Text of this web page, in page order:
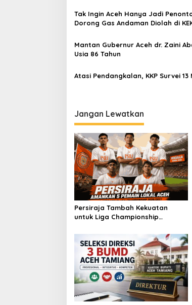
i
p
o
s
Tak Ingin Aceh Hanya Jadi
Dorong Gas Andaman Diolah di
Mantan Gubernur Aceh dr. Zaini
Usia 86 Tahun
Atasi Pendangkalan, KKP Survei 13
Jangan Lewatkan
Persiraja Tambah Kekuatan
untuk Liga Championship
Aceh Resmi Dikontrak